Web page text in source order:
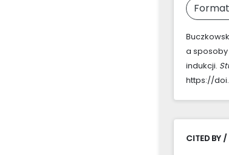
a
indukcji.
https://
CITED BY /